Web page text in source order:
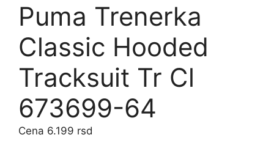
Puma Trenerka
Classic Hooded
Tracksuit Tr Cl
673699-64
6.199 rsd